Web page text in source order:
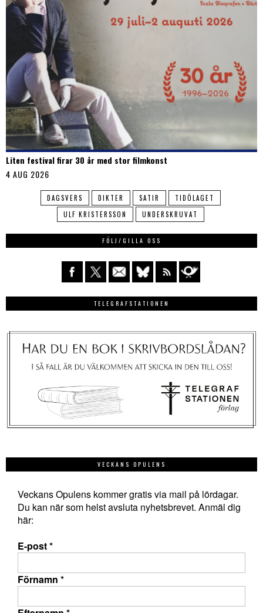
Liten festival firar 30 år med stor filmkonst
4 AUG 2026
DAGSVERS DIKTER SATIR
TIDÖLAGET
ULF KRISTERSSON
UNDERSKRUVAT
FÖLJ/GILLA OSS
TELEGRAFSTATIONEN
VECKANS OPULENS
Veckans Opulens kommer gratis via mail på lördagar.
Du kan när som helst avsluta nyhetsbrevet. Anmäl dig
här:
E-post*
Förnamn *